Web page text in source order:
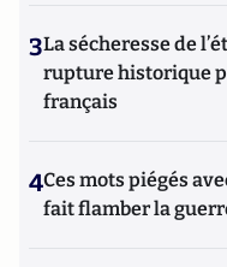
3La sécheresse de
rupture historique
français
4Ces mots piégés
fait flamber la